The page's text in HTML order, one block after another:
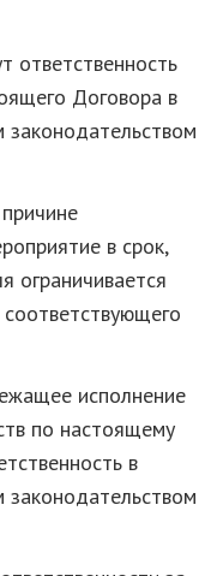
ответственность
Договора в
в срок,
ограничивается
исполнение
по настоящему
в